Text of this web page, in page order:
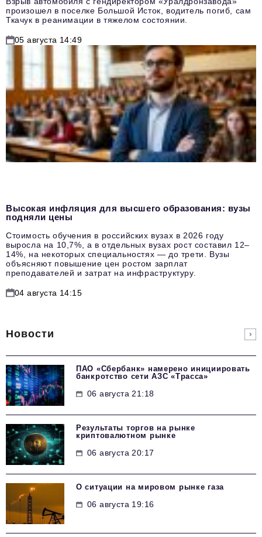
произошел в поселке Большой Исток, водитель погиб, сам
Ткачук в реанимации в тяжелом состоянии.
05 августа 14:49
Высокая инфляция для высшего образования: вузы
подняли цены
Стоимость обучения в российских вузах в 2026 году
выросла на 10,7%, а в отдельных вузах рост составил 12–
14%, на некоторых специальностях — до трети. Вузы
объясняют повышение цен ростом зарплат
преподавателей и затрат на инфраструктуру.
04 августа 14:15
Новости
ПАО «Сбербанк» намерено инициировать
банкротство сети АЗС «Трасса»
06 августа 21:18
Результаты торгов на рынке
криптовалютном рынке
06 августа 20:17
О ситуации на мировом рынке газа
06 августа 19:16